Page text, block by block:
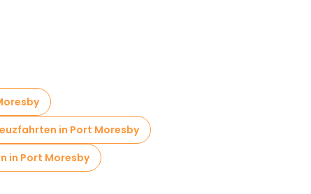
in Port Moresby
in Port Moresby